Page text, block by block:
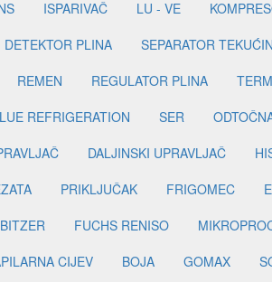
ISPARIVAČ LU - VE
DETEKTOR PLINA SEPARATOR
REMEN REGULATOR PLINA
REFRIGERATION SER
DALJINSKI UPRAVLJAČ
PRIKLJUČAK FRIGOMEC
BITZER FUCHS RENISO
CIJEV BOJA GOMAX